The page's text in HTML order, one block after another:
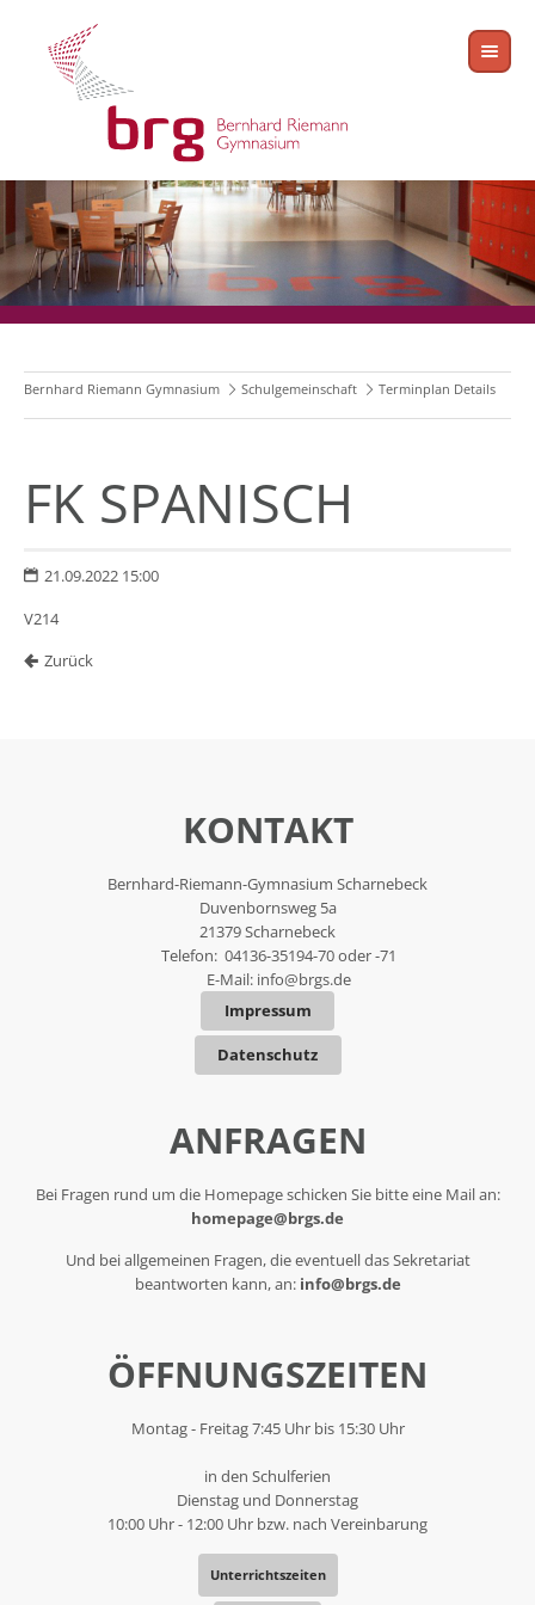
Bernhard Riemann Gymnasium Schulgemeinschaft Terminplan Details
FK SPANISCH
21.09.2022 15:00
V214
Zurück
KONTAKT
Bernhard-Riemann-Gymnasium Scharnebeck
Duvenbornsweg 5a
21379 Scharnebeck
Telefon: 04136-35194-70 oder -71
E-Mail: info@brgs.de
Impressum
Datenschutz
ANFRAGEN
Bei Fragen rund um die Homepage schicken Sie bitte eine Mail an:
homepage@brgs.de
Und bei allgemeinen Fragen, die eventuell das Sekretariat
beantworten kann, an: info@brgs.de
ÖFFNUNGSZEITEN
Montag - Freitag 7:45 Uhr bis 15:30 Uhr
in den Schulferien
Dienstag und Donnerstag
10:00 Uhr - 12:00 Uhr bzw. nach Vereinbarung
Unterrichtszeiten